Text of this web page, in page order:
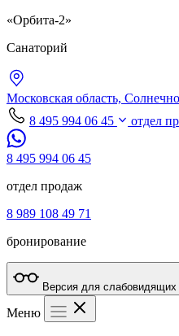
«Орбита-2»
Санаторий
Московская область,
8 495 994 06 45
отдел
8 495 994 06 45
отдел продаж
8 989 108 49 71
бронирование
Версия для слабовидящих
Меню